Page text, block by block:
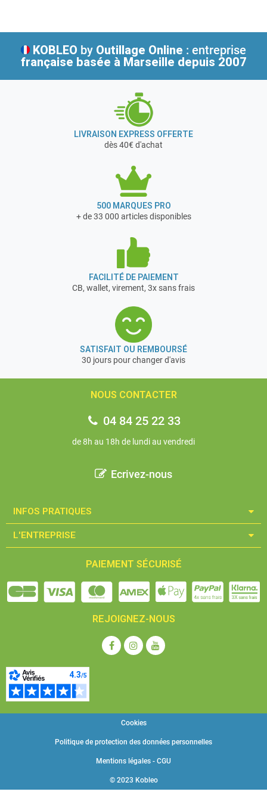
KOBLEO by Outillage Online : entreprise
française basée à Marseille depuis 2007
LIVRAISON EXPRESS OFFERTE
dès 40€ d'achat
500 MARQUES PRO
+ de 33 000 articles disponibles
FACILITÉ DE PAIEMENT
CB, wallet, virement, 3x sans frais
SATISFAIT OU REMBOURSÉ
30 jours pour changer d'avis
NOUS CONTACTER
04 84 25 22 33
de 8h au 18h de lundi au vendredi
Ecrivez-nous
INFOS PRATIQUES​
L'ENTREPRISE​
PAIEMENT SÉCURISÉ
REJOIGNEZ-NOUS
© 2023 Kobleo
Mentions légales - CGU
Politique de protection des données personnelles
Cookies